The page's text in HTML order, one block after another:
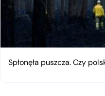
Spłonęła puszcza. Czy